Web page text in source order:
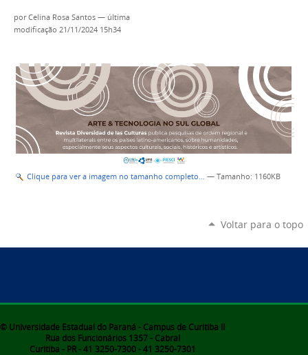
porCelina Rosa Santos — última
modificação 21/11/2024 15h34
Clique para ver a imagem no tamanho completo… — Tamanho: 1160KB
Voltar para o topo
© Universidade Estadual do Paraná - Campus de Curitiba II
Rua dos Funcionários 1357 - Cabral
Curitiba - PR - 41 3250-7300 - 41 3250-7301